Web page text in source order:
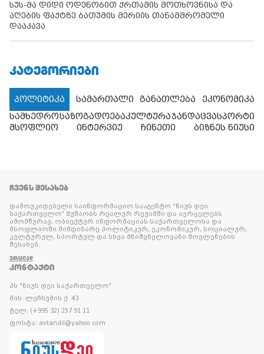
სუს-მა დიდი ოდენობით ქრთამის მოთხოვნისა და
აღების ფაქტზე ბათუმის მერიის თანამშრომელი
დააკავა
ᲙᲐᲢᲔᲒᲝᲠᲘᲔᲑᲘ
პოლიტიკა სამართალი განათლება
ეკონომიკა
სამხედროსაზოგადოებაკულტურაჯანდაცვასპორტი
მსოფლიო
ინტერვიუ ჩინეთი ბიზნეს ნიუსი
ᲩᲕᲔᲜᲡ ᲨᲔᲡᲐᲮᲔᲑ
დამოუკიდებელი საინფორმაციო სააგენტო “ნიუს დეი
საქართველო” მუშაობს რეალურ რეჟიმში და ავრცელებს
ამომწურავ, ობიექტურ ინფორმაციას საქართველოსა და
მსოფლიოში მიმდინარე პოლიტიკურ, ეკონომიკურ, სოციალურ,
კულტურულ, სპორტულ და სხვა მნიშვნელოვანი მოვლენების
შესახებ.
ᲕᲠᲪᲚᲐᲓ
ᲙᲝᲜᲢᲐᲥᲢᲘ
პს "ნიუს დეი საქართველო"
მის: ლეჩხუმის ქ. 43
ტელ: (+995 32) 257 91 11
ფოსტა: avtandil@yahoo.com